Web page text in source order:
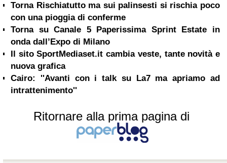
Torna Rischiatutto ma sui palinsesti si rischia poco
con una pioggia di conferme
Torna su Canale 5 Paperissima Sprint Estate in
onda dall’Expo di Milano
Il sito SportMediaset.it cambia veste, tante novità e
nuova grafica
Cairo: ''Avanti con i talk su La7 ma apriamo ad
intrattenimento''
Ritornare alla prima pagina di